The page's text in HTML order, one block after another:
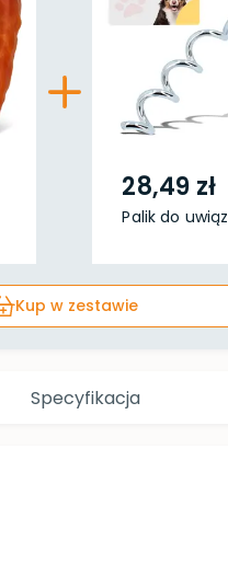
28,49 zł
Palik do
Kup w zestawie
Specyfikacja